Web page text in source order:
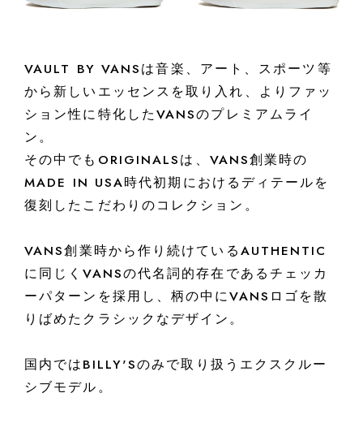
VAULT BY VANSは音楽、アート、スポーツ等
から新しいエッセンスを取り入れ、よりファッ
ション性に特化したVANSのプレミアムライ
ン。
その中でもORIGINALSは、VANS創業時の
MADE IN USA時代初期におけるディテールを
復刻したこだわりのコレクション。
VANS創業時から作り続けているAUTHENTIC
に同じくVANSの代名詞的存在であるチェッカ
ーパターンを採用し、柄の中にVANSロゴを散
りばめたクラシックなデザイン。
国内ではBILLY'Sのみで取り扱うエクスクルー
シブモデル。